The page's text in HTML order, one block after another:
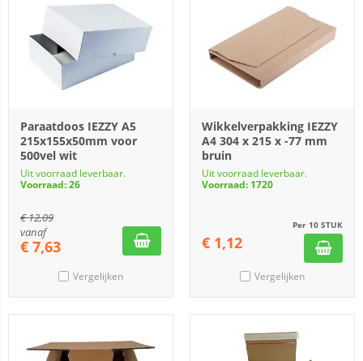
Paraatdoos IEZZY A5
215x155x50mm voor
500vel wit
Uit voorraad leverbaar.
Voorraad: 26
€12,09
vanaf
€ 7,63
Vergelijken
Wikkelverpakking IEZZY
A4 304 x 215 x -77 mm
bruin
Uit voorraad leverbaar.
Voorraad: 1720
Per 10 STUK
€ 1,12
Vergelijken